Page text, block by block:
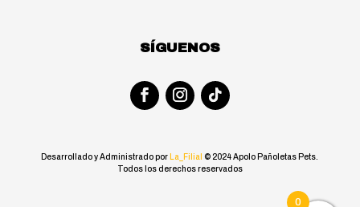
SÍGUENOS
Desarrollado y Administrado por La_Filial © 2024 Apolo Pañoletas Pets.
Todos los derechos reservados
0